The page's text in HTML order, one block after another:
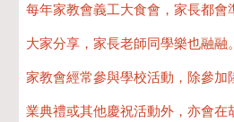
每年家教會義工大食會，家長都會
大家分享，家長老師同學樂也融融。​
家教會經常參與學校活動，除參加
業典禮或其他慶祝活動外，亦會在